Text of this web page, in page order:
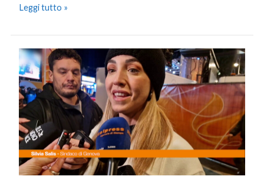
Leggi tutto »
Salis
“Fiamma
olimpica
rappresenta
valori
in
momento
smarrimento”